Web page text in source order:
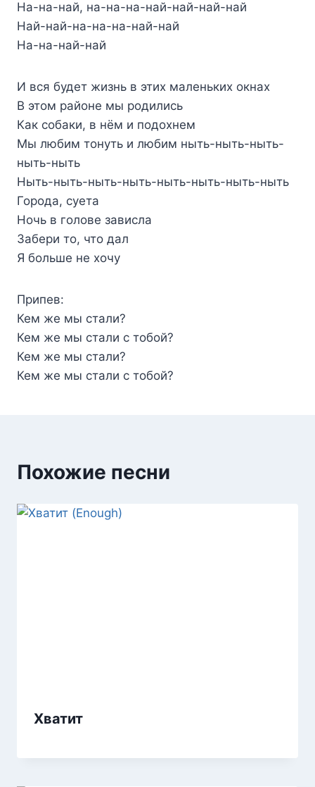
На-на-най, на-на-на-най-най-най-най
Най-най-на-на-на-най-най
На-на-най-най
И вся будет жизнь в этих маленьких окнах
В этом районе мы родились
Как собаки, в нём и подохнем
Мы любим тонуть и любим ныть-ныть-ныть-
ныть-ныть
Ныть-ныть-ныть-ныть-ныть-ныть-ныть-ныть
Города, суета
Ночь в голове зависла
Забери то, что дал
Я больше не хочу
Припев:
Кем же мы стали?
Кем же мы стали с тобой?
Кем же мы стали?
Кем же мы стали с тобой?
Похожие песни
Хватит